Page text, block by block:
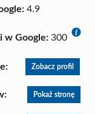
4.9
w Google: 300
Zobacz profil
Pokaż stronę